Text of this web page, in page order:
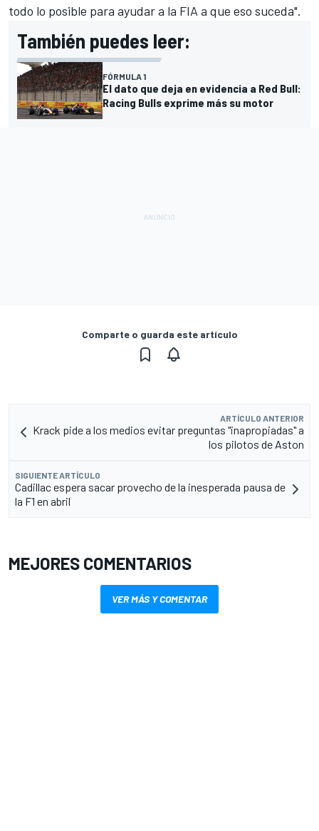
todo lo posible para ayudar a la FIA a que eso suceda".
También puedes leer:
FÓRMULA 1
El dato que deja en evidencia a Red Bull:
Racing Bulls exprime más su motor
Comparte o guarda este artículo
ARTÍCULO ANTERIOR
Krack pide a los medios evitar preguntas "inapropiadas" a
los pilotos de Aston
SIGUIENTE ARTÍCULO
Cadillac espera sacar provecho de la inesperada pausa de
la F1 en abril
MEJORES COMENTARIOS
VER MÁS Y COMENTAR